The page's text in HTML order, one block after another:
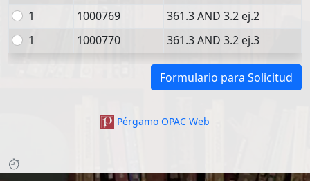
1
1000769
361.3 AND 3.2 ej.2
1
1000770 361.3 AND 3.2 ej.3
Formulario para Solicitud
Pérgamo OPAC Web